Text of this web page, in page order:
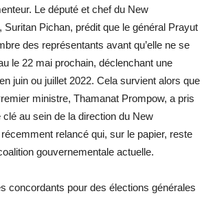
Le député et chef du New
Suritan Pichan, prédit que le général Prayut
des représentants avant qu’elle ne se
le 22 mai prochain, déclenchant une
juin ou juillet 2022. Cela survient alors que
ministre, Thamanat Prompow, a pris
au sein de la direction du New
relancé qui, sur le papier, reste
gouvernementale actuelle.
concordants pour des élections générales